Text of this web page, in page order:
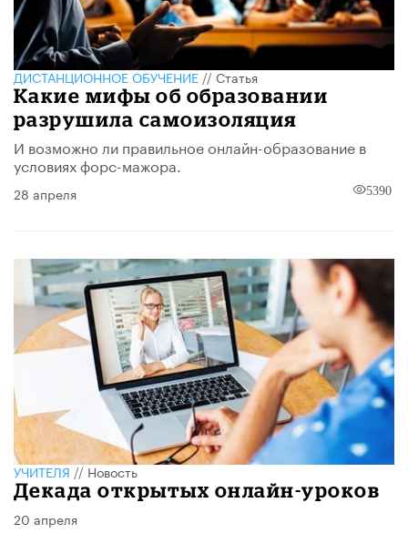
ДИСТАНЦИОННОЕ ОБУЧЕНИЕ//Статья
Какие мифы об образовании
разрушила самоизоляция
И возможно ли правильное онлайн-образование в
условиях форс-мажора.
28 апреля 5390
УЧИТЕЛЯ//Новость
Декада открытых онлайн-уроков
20 апреля